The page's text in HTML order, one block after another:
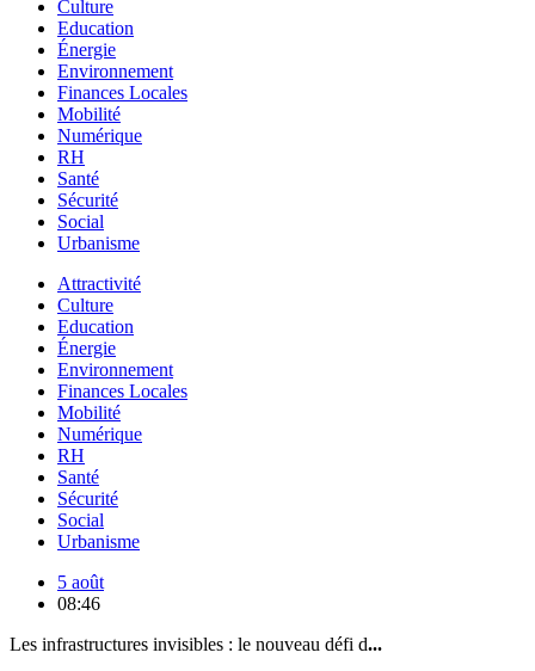
Culture
Education
Énergie
Environnement
Finances Locales
Mobilité
Numérique
RH
Santé
Sécurité
Social
Urbanisme
Attractivité
Culture
Education
Énergie
Environnement
Finances Locales
Mobilité
Numérique
RH
Santé
Sécurité
Social
Urbanisme
5 août
08:46
Les infrastructures invisibles : le nouveau défi d...